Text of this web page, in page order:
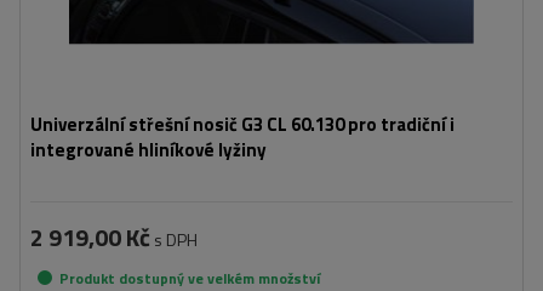
Univerzální střešní nosič G3 CL 60.130 pro tradiční i
integrované hliníkové lyžiny
2 919,00 Kč s DPH
Produkt dostupný ve velkém množství